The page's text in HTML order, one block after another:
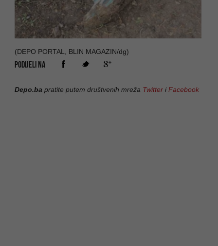
(DEPO PORTAL, BLIN MAGAZIN/dg)
PODIJELI NA
Depo.ba pratite putem društvenih mreža Twitter iFacebook